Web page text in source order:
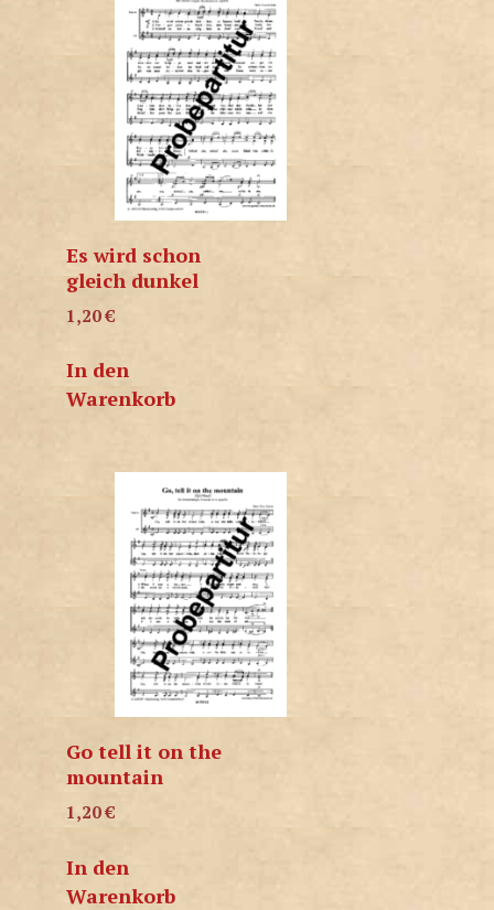
Es wird schon
gleich dunkel
1,20€
In den
Warenkorb
Go tell it on the
mountain
1,20€
In den
Warenkorb